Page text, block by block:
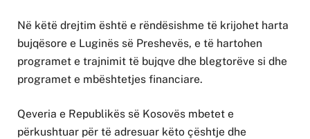
Në këtë drejtim është e rëndësishme të krijohet harta
bujqësore e Luginës së Preshevës, e të hartohen
programet e trajnimit të bujqve dhe blegtorëve si dhe
programet e mbështetjes financiare.
Qeveria e Republikës së Kosovës mbetet e
përkushtuar për të adresuar këto çështje dhe